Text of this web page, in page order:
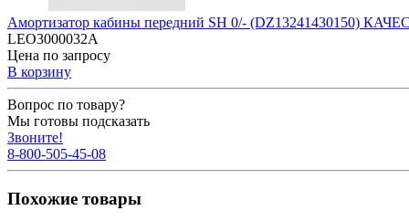
Амортизатор кабины передний SH 0/- (DZ13241430150)
LEO3000032A
Цена по запросу
В корзину
Вопрос по товару?
Мы готовы подсказать
Звоните!
8-800-505-45-08
Похожие товары